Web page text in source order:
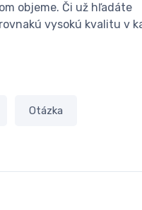
objeme. Či už hľadáte
vysokú kvalitu v
Otázka